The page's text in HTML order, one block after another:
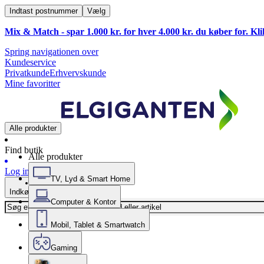
Indtast postnummer Vælg
Mix & Match - spar 1.000 kr. for hver 4.000 kr. du køber for.
Spring navigationen over
Kundeservice
PrivatkundeErhvervskunde
Mine favoritter
Alle produkter
Find butik
Log ind
Indkøbskurv
Alle produkter
TV, Lyd & Smart Home
Computer & Kontor
Mobil, Tablet & Smartwatch
Gaming